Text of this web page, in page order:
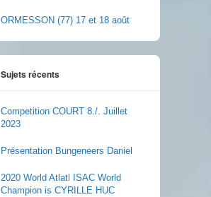
ORMESSON (77) 17 et 18 août
Sujets récents
Competition COURT 8./. Juillet
2023
Présentation Bungeneers Daniel
2020 World Atlatl ISAC World
Champion is CYRILLE HUC